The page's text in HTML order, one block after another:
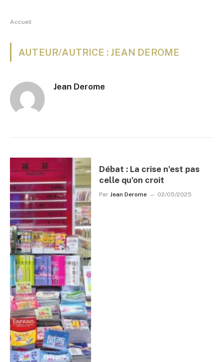
Accueil
AUTEUR/AUTRICE : JEAN DEROME
Jean Derome
Débat : La crise n’est pas
celle qu’on croit
Par Jean Derome 02/05/2025